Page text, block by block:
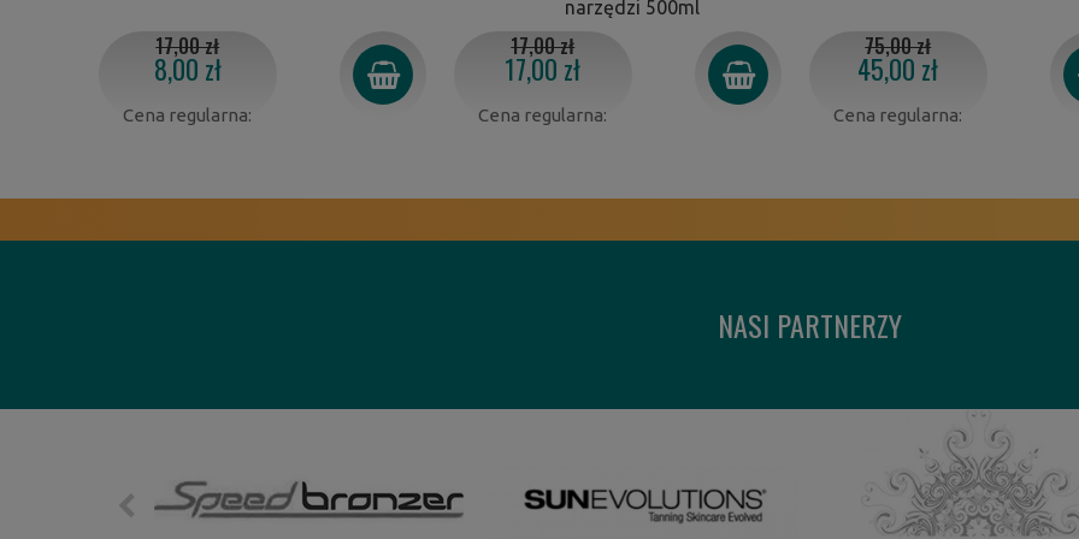
8,00 zł
Cena regularna:
17,00 zł
narzędzi 500ml
17,00 zł
Cena regularna:
17,00 zł
45,00 zł
Cena regularna:
75,00 zł
NASI PARTNERZY